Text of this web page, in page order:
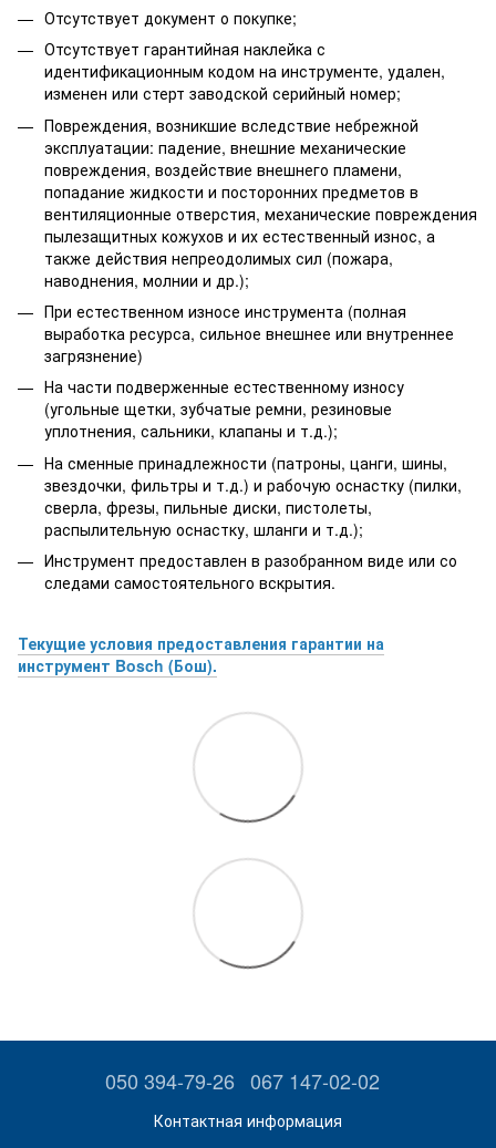
Отсутствует документ о покупке;
Отсутствует гарантийная наклейка с
идентификационным кодом на инструменте, удален,
изменен или стерт заводской серийный номер;
Повреждения, возникшие вследствие небрежной
эксплуатации: падение, внешние механические
повреждения, воздействие внешнего пламени,
попадание жидкости и посторонних предметов в
вентиляционные отверстия, механические повреждения
пылезащитных кожухов и их естественный износ, а
также действия непреодолимых сил (пожара,
наводнения, молнии и др.);
При естественном износе инструмента (полная
выработка ресурса, сильное внешнее или внутреннее
загрязнение)
На части подверженные естественному износу
(угольные щетки, зубчатые ремни, резиновые
уплотнения, сальники, клапаны и т.д.);
На сменные принадлежности (патроны, цанги, шины,
звездочки, фильтры и т.д.) и рабочую оснастку (пилки,
сверла, фрезы, пильные диски, пистолеты,
распылительную оснастку, шланги и т.д.);
Инструмент предоставлен в разобранном виде или со
следами самостоятельного вскрытия.
Текущие условия предоставления гарантии на
инструмент Bosch (Бош).
050 394-79-26 067 147-02-02
Контактная информация